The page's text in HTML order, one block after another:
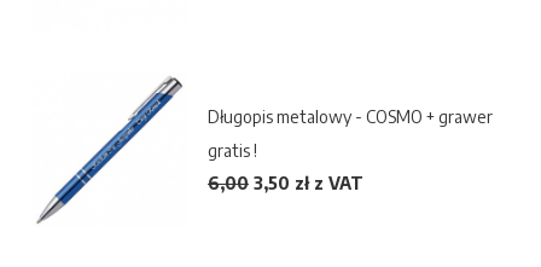
Długopis metalowy - COSMO + grawer
gratis !
6,00 3,50 zł z VAT